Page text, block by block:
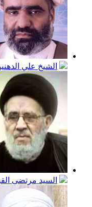
الشيخ علي
السيد مرتضى